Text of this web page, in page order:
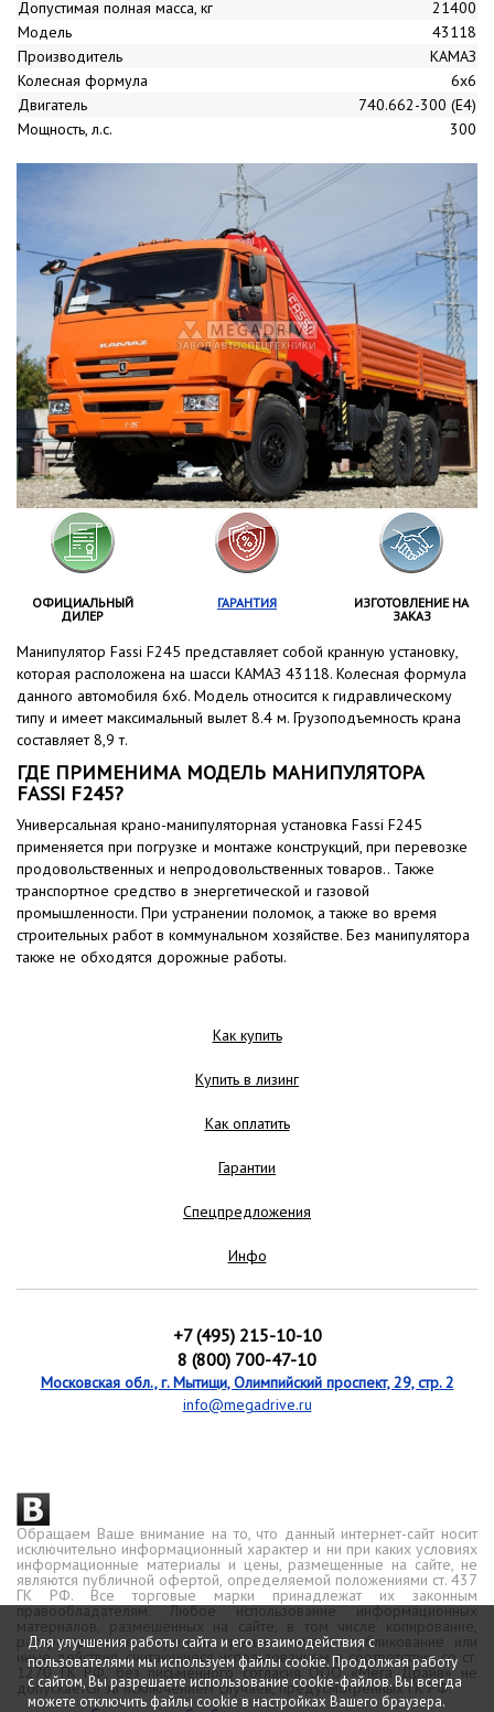
Допустимая полная масса, кг
21400
Модель
43118
Производитель
КАМАЗ
Колесная формула
6x6
Двигатель
740.662-300 (E4)
Мощность, л.с.
300
ОФИЦИАЛЬНЫЙ
ДИЛЕР
ГАРАНТИЯ
ИЗГОТОВЛЕНИЕ НА
ЗАКАЗ
Манипулятор Fassi F245 представляет собой кранную установку,
которая расположена на шасси КАМАЗ 43118. Колесная формула
данного автомобиля 6x6. Модель относится к гидравлическому
типу и имеет максимальный вылет 8.4 м. Грузоподъемность крана
составляет 8,9 т.
ГДЕ ПРИМЕНИМА МОДЕЛЬ МАНИПУЛЯТОРА
FASSI F245?
Универсальная крано-манипуляторная установка Fassi F245
применяется при погрузке и монтаже конструкций, при перевозке
продовольственных и непродовольственных товаров.. Также
транспортное средство в энергетической и газовой
промышленности. При устранении поломок, а также во время
строительных работ в коммунальном хозяйстве. Без манипулятора
также не обходятся дорожные работы.
Как купить
Купить в лизинг
Как оплатить
Гарантии
Спецпредложения
Инфо
+7 (495) 215-10-10
8 (800) 700-47-10
Московская обл., г. Мытищи, Олимпийский проспект, 29, стр. 2
info@megadrive.ru
Обращаем Ваше внимание на то, что данный интернет-сайт носит
исключительно информационный характер и ни при каких условиях
информационные материалы и цены, размещенные на сайте, не
являются публичной офертой, определяемой положениями ст. 437
ГК РФ. Все торговые марки принадлежат их законным
правообладателям. Любое использование информационных
материалов, размещённых на сайте, в том числе копирование,
распространение, передача третьим лицам, опубликование или
иные действия, считающиеся использованием в соответствии со ст.
1270 ГК РФ, без письменного согласия ООО «Мега Драйв» не
допускается за исключением случаев, предусмотренных ГК РФ.
Для улучшения работы сайта и его взаимодействия с
пользователями мы используем файлы cookie. Продолжая работу
с сайтом, Вы разрешаете использование cookie-файлов. Вы всегда
можете отключить файлы cookie в настройках Вашего браузера.